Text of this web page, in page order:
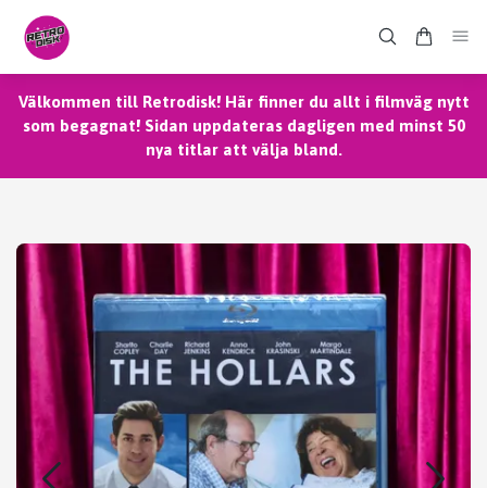
Välkommen till Retrodisk! Här finner du allt i filmväg nytt
som begagnat! Sidan uppdateras dagligen med minst 50
nya titlar att välja bland.